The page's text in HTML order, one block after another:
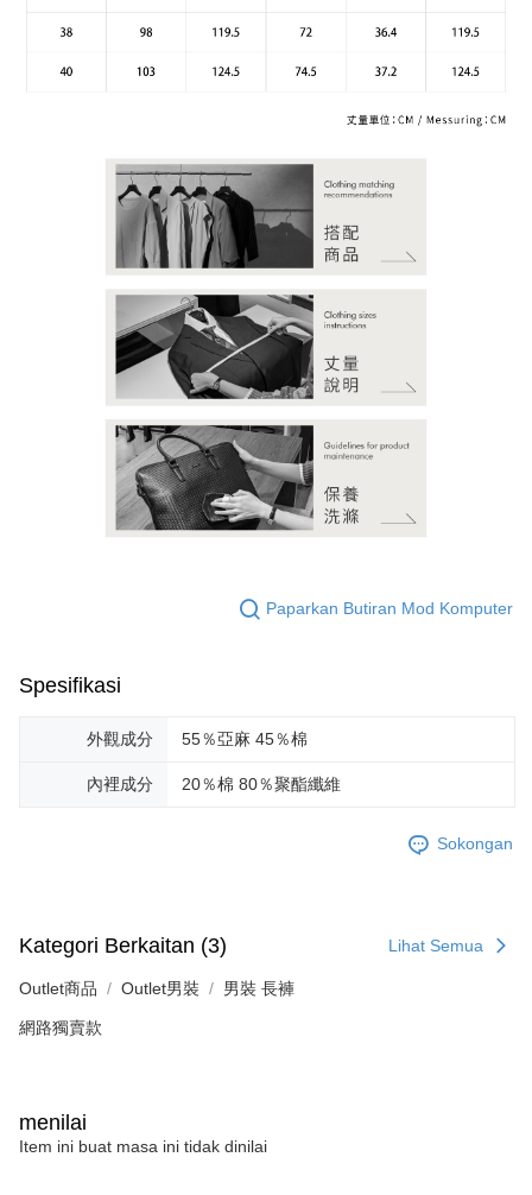
Paparkan Butiran Mod Komputer
Spesifikasi
外觀成分 55％亞麻 45％棉
內裡成分 20％棉 80％聚酯纖維
Sokongan
Kategori Berkaitan (3) Lihat Semua
Outlet商品 Outlet男裝 男裝 長褲
網路獨賣款
menilai
Item ini buat masa ini tidak dinilai